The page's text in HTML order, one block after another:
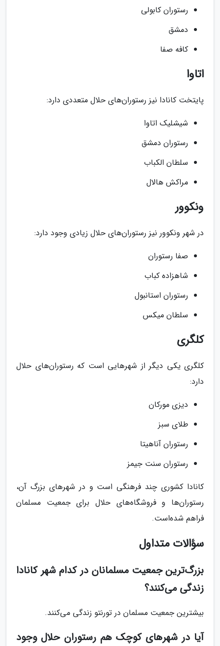
رستوران کابولی
دمشق
کافه صفا
اتاوا
پایتخت کانادا نیز رستوران‌های حلال متعددی دارد:
شیشلیک اتاوا
رستوران دمشق
سلطان الکباب
مراکش هالال
ونکوور
در شهر ونکوور نیز رستوران‌های حلال زیادی وجود دارد:
صفا رستوران
شاهزاده کباب
رستوران استانبول
سلطان میکس
کلگری
کلگری یکی دیگر از شهرهایی است که رستوران‌های حلال
دارد:
دیزی مورکان
طلای سبز
رستوران آناهیتا
رستوران سنت جیمز
کانادا کشوری چند فرهنگی است و در شهرهای بزرگ آن،
رستوران‌ها و فروشگاه‌های حلال برای جمعیت مسلمان
فراهم شده‌است.
سؤالات متداول
بزرگ‌ترین جمعیت مسلمانان در کدام شهر کانادا
زندگی می‌کنند؟
بیشترین جمعیت مسلمان در تورنتو زندگی می‌کنند.
آیا در شهرهای کوچک هم رستوران حلال وجود